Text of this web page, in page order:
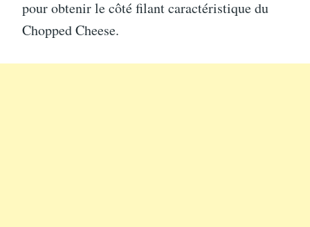
pour obtenir le côté filant caractéristique du
Chopped Cheese.